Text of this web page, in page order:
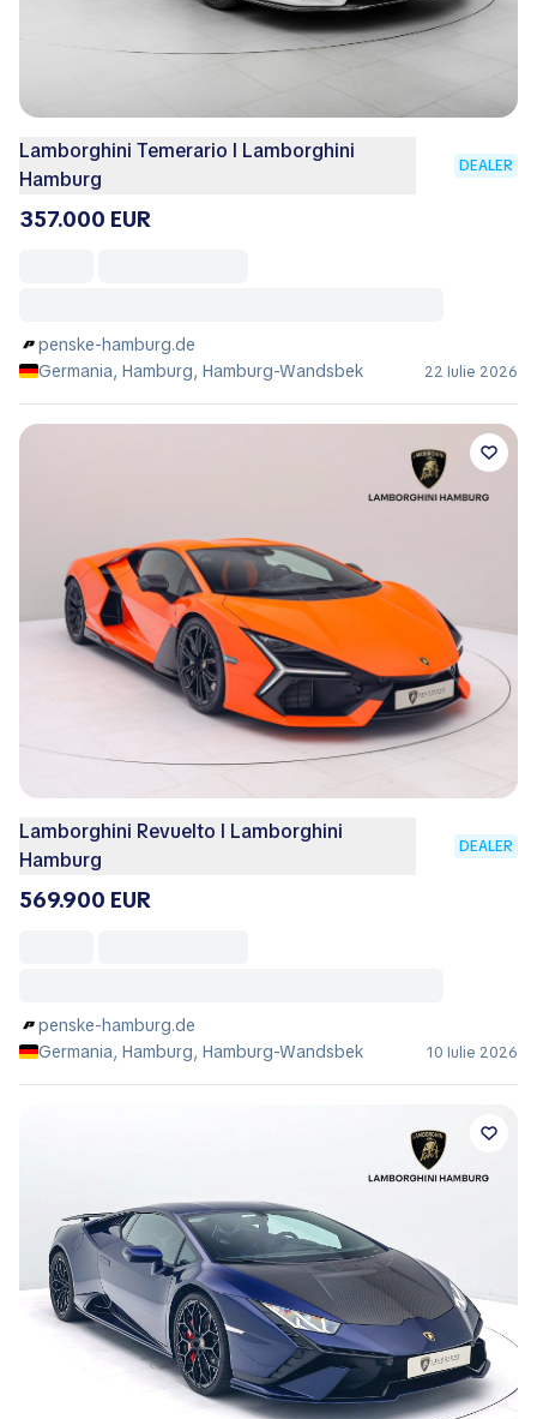
Lamborghini Temerario I Lamborghini
Hamburg
DEALER
357.000 EUR
penske-hamburg.de
Germania, Hamburg, Hamburg-Wandsbek
22 Iulie 2026
Lamborghini Revuelto I Lamborghini
Hamburg
DEALER
569.900 EUR
penske-hamburg.de
Germania, Hamburg, Hamburg-Wandsbek
10 Iulie 2026